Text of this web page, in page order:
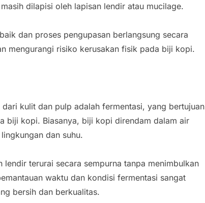
dilapisi oleh lapisan lendir atau mucilage.
dan proses pengupasan berlangsung secara
mengurangi risiko kerusakan fisik pada biji kopi.
kulit dan pulp adalah fermentasi, yang bertujuan
biji kopi. Biasanya, biji kopi direndam dalam air
dan suhu.
lendir terurai secara sempurna tanpa menimbulkan
waktu dan kondisi fermentasi sangat
bersih dan berkualitas.